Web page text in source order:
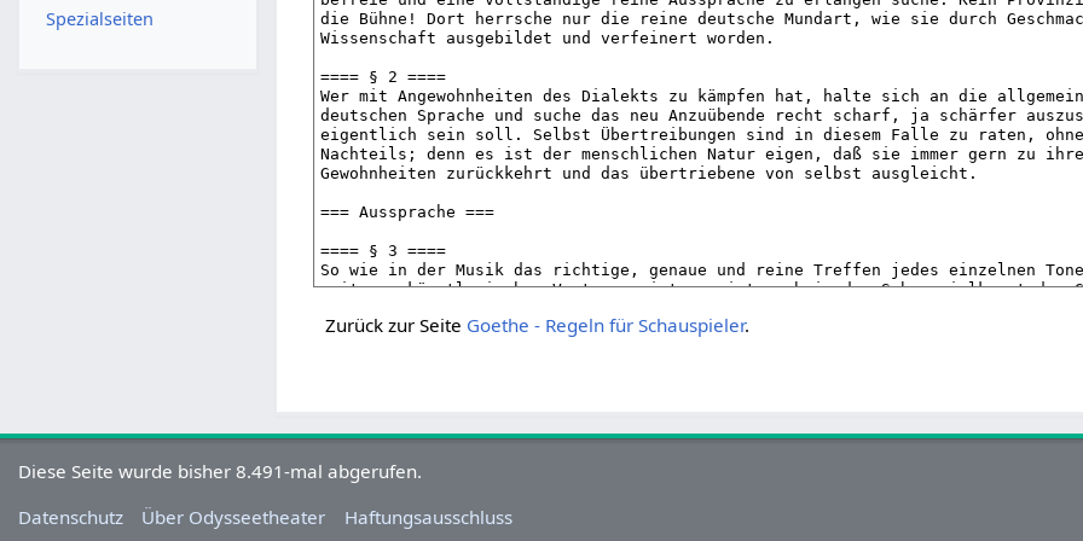
Zurück zur Seite Goethe - Regeln für Schauspieler.
Spezialseiten
Diese Seite wurde bisher 8.491-mal abgerufen.
Datenschutz
Über Odysseetheater Haftungsausschluss